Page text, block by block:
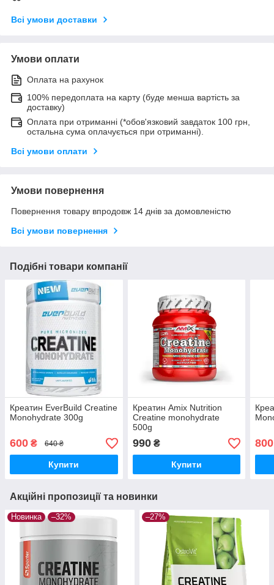
Всі умови доставки
Умови оплати
Оплата на рахунок
100% передоплата на карту (буде менша вартість за
доставку)
Оплата при отриманні (*обов'язковий завдаток 100 грн,
остальна сума оплачується при отриманні).
Всі умови оплати
Умови повернення
Повернення товару впродовж 14 днів за домовленістю
Всі умови повернення
Подібні товари компанії
Креатин EverBuild Creatine
Monohydrate 300g
600 ₴ 640 ₴
Купити
Креатин Amix Nutrition
Creatine monohydrate
500g
990₴
Купити
800
Акційні пропозиції та новинки
Новинка –32% –27%